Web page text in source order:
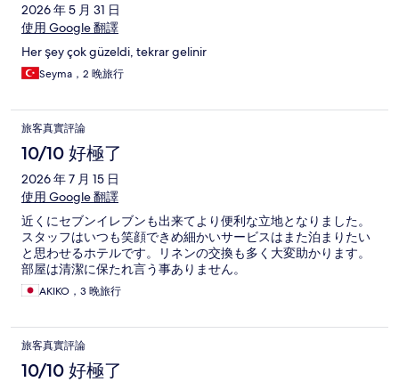
2026 年 5 月 31 日
使用 Google 翻譯
Her şey çok güzeldi, tekrar gelinir
Seyma，2 晚旅行
旅客真實評論
10/10 好極了
2026 年 7 月 15 日
使用 Google 翻譯
近くにセブンイレブンも出来てより便利な立地となりました。
スタッフはいつも笑顔できめ細かいサービスはまた泊まりたい
と思わせるホテルです。リネンの交換も多く大変助かります。
部屋は清潔に保たれ言う事ありません。
AKIKO，3 晚旅行
旅客真實評論
10/10 好極了